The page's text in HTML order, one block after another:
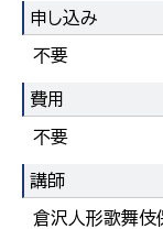
申し込み
不要
費用
不要
講師
倉沢人形歌舞伎